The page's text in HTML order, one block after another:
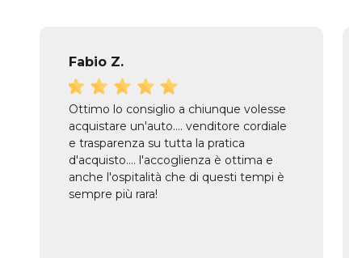
Fabio Z.
Ottimo lo consiglio a chiunque volesse
acquistare un'auto.... venditore cordiale
e trasparenza su tutta la pratica
d'acquisto.... l'accoglienza è ottima e
anche l'ospitalità che di questi tempi è
sempre più rara!